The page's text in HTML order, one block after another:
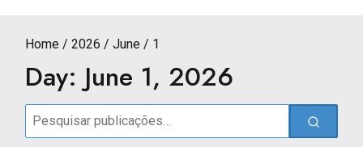
Home 2026 June 1
Day: June 1, 2026
Search